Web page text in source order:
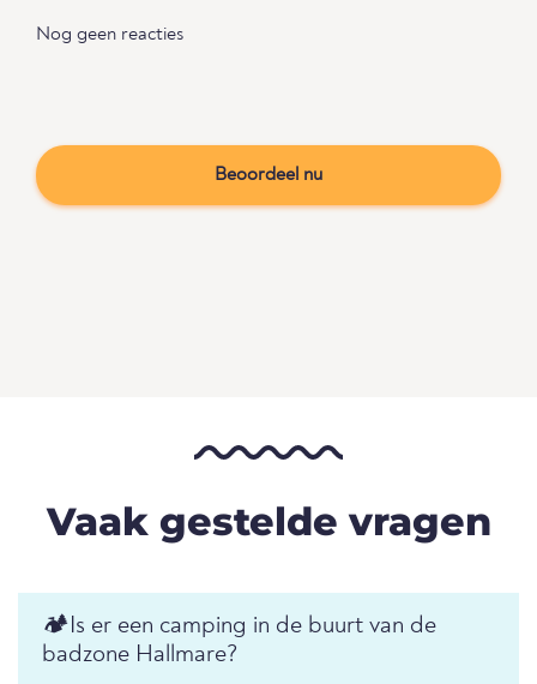
Nog geen reacties
Beoordeel nu
Vaak gestelde vragen
🏕️Is er een camping in de buurt van de
badzone Hallmare?